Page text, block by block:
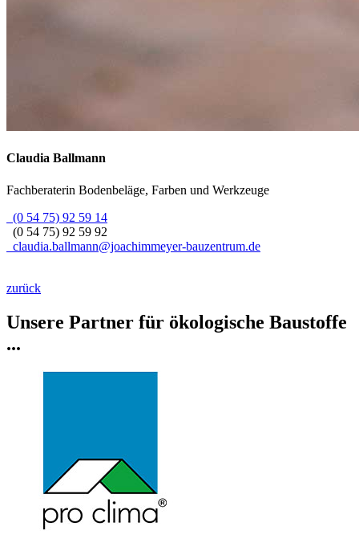
Claudia Ballmann
Fachberaterin Bodenbeläge, Farben und Werkzeuge
(0 54 75) 92 59 14
(0 54 75) 92 59 92
claudia.ballmann@joachimmeyer-bauzentrum.de
zurück
Unsere Partner für ökologische Baustoffe
...